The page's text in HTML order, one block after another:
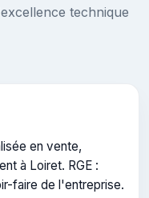
technique
en vente,
à Loiret. RGE :
faire de l'entreprise.